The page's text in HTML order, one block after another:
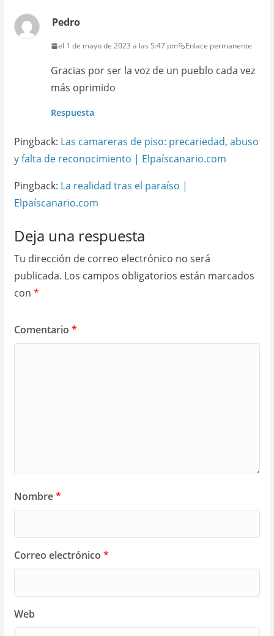
Pedro
el 1 de mayo de 2023 a las 5:47 pm Enlace permanente
Gracias por ser la voz de un pueblo cada vez
más oprimido
Respuesta
Pingback: Las camareras de piso: precariedad, abuso
y falta de reconocimiento | Elpaíscanario.com
Pingback: La realidad tras el paraíso |
Elpaíscanario.com
Deja una respuesta
Tu dirección de correo electrónico no será
publicada. Los campos obligatorios están marcados
con *
Comentario *
Nombre*
Correo electrónico *
Web